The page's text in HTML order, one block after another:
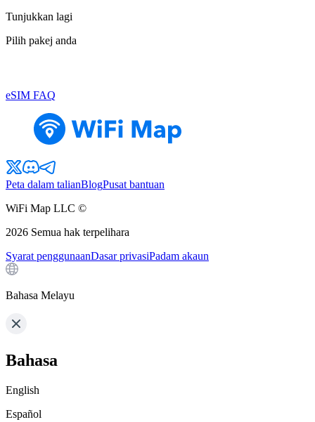
Tunjukkan lagi
Pilih pakej anda
eSIM FAQ
Peta dalam talianBlogPusat bantuan
WiFi Map LLC ©
2026 Semua hak terpelihara
Syarat penggunaanDasar privasiPadam akaun
Bahasa Melayu
Bahasa
English
Español